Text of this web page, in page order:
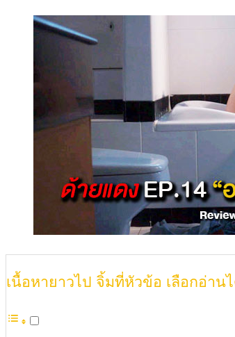
เนื้อหายาวไป จิ้มที่หัวข้อ เลือกอ่าน